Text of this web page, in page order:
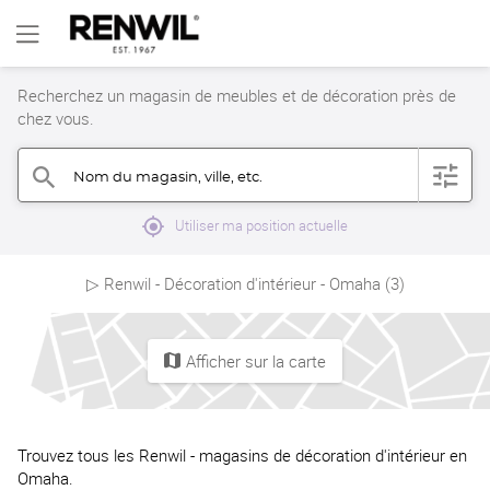
Recherchez un magasin de meubles et de décoration près de
chez vous.
search Nom du magasin, ville, etc. filter
mylocation Utiliser ma position actuelle
▷ Renwil - Décoration d'intérieur - Omaha (3)
map Afficher sur la carte
Trouvez tous les Renwil - magasins de décoration d'intérieur en
Omaha.